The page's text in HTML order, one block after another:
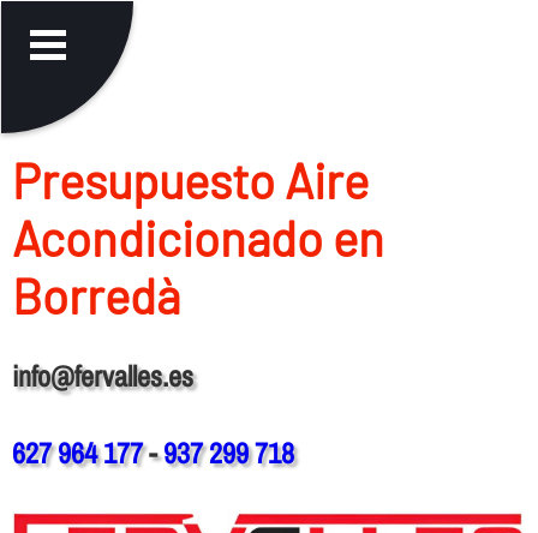
Presupuesto Aire
Acondicionado en
Borredà
info@fervalles.es
627 964 177-937 299 718